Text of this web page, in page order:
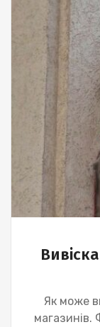
Як може
магазинів.